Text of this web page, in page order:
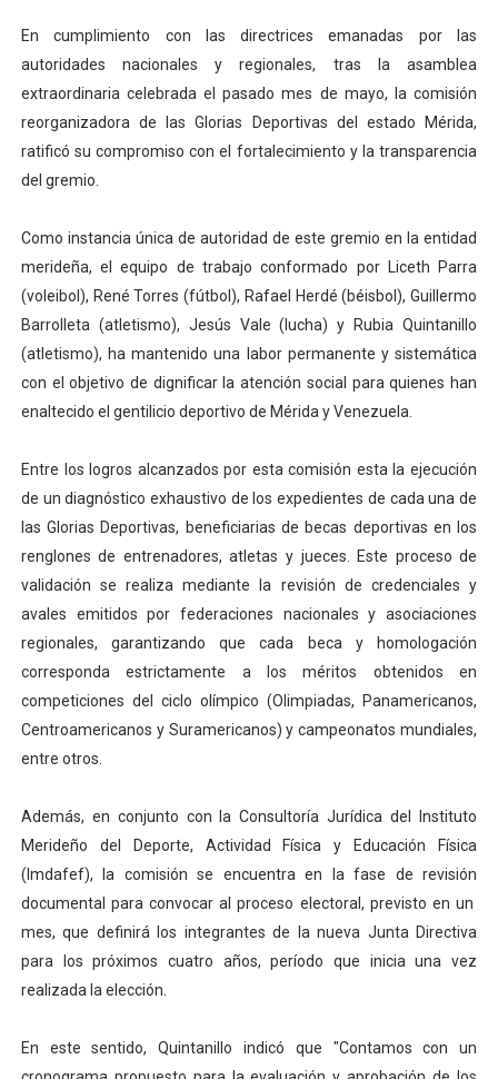
Inicia el Plan Cultura Vacacional 2026 en el estado
Ibime inició tradicional plan vacacional Aventuras en
Merideños disfrutarán del Plan Agosto Escuelas
Recreación y formación fortalecen la integración
Consolidan planificación técnica en el Complejo
En cumplimiento con las directrices emanadas por las
autoridades nacionales y regionales, tras la asamblea
extraordinaria celebrada el pasado mes de mayo, la comisión
reorganizadora de las Glorias Deportivas del estado Mérida,
ratificó su compromiso con el fortalecimiento y la transparencia
del gremio.
Como instancia única de autoridad de este gremio en la entidad
merideña, el equipo de trabajo conformado por Liceth Parra
(voleibol), René Torres (fútbol), Rafael Herdé (béisbol), Guillermo
Barrolleta (atletismo), Jesús Vale (lucha) y Rubia Quintanillo
(atletismo), ha mantenido una labor permanente y sistemática
con el objetivo de dignificar la atención social para quienes han
enaltecido el gentilicio deportivo de Mérida y Venezuela.
Entre los logros alcanzados por esta comisión esta la ejecución
de un diagnóstico exhaustivo de los expedientes de cada una de
las Glorias Deportivas, beneficiarias de becas deportivas en los
renglones de entrenadores, atletas y jueces. Este proceso de
validación se realiza mediante la revisión de credenciales y
avales emitidos por federaciones nacionales y asociaciones
regionales, garantizando que cada beca y homologación
corresponda estrictamente a los méritos obtenidos en
competiciones del ciclo olímpico (Olimpiadas, Panamericanos,
Centroamericanos y Suramericanos) y campeonatos mundiales,
entre otros.
Además, en conjunto con la Consultoría Jurídica del Instituto
Merideño del Deporte, Actividad Física y Educación Física
(Imdafef), la comisión se encuentra en la fase de revisión
documental para convocar al proceso electoral, previsto en un
mes, que definirá los integrantes de la nueva Junta Directiva
para los próximos cuatro años, período que inicia una vez
realizada la elección.
En este sentido, Quintanillo indicó que "Contamos con un